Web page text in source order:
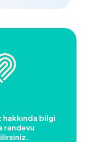
bilgi
randevu